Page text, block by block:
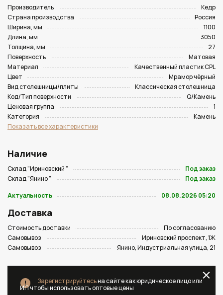
Производитель
Кедр
Страна производства
Россия
Ширина, мм
1100
Длина, мм
3050
Толщина, мм
27
Поверхность
Матовая
Материал
Качественный пластик CPL
Цвет
Мрамор чёрный
Вид столешницы/плиты
Классическая столешница
Код/Тип поверхности
Q/Камень
Ценовая группа
1
Категория
Камень
Показать все характеристики
Наличие
Склад "Ириновский "
Под заказ
Склад "Янино "
Под заказ
Актуальность
08.08.2026 05:20
Доставка
Стоимость доставки
По согласованию
Самовывоз
Ириновский проспект, 1Ж
Самовывоз
Янино, Индустриальная улица, 21
Зарегистрируйтесьна сайте как юридическое лицо или
ИП чтобы использовать оптовые цены